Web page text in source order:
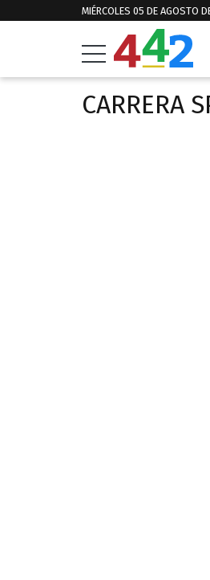
MIÉRCOLES 05 DE AGOSTO
CARRERA